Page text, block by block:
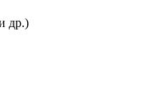
др.)